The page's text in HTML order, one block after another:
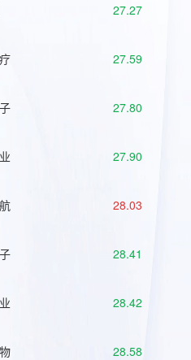
27.27
27.59
27.80
27.90
28.03
28.41
28.42
28.58